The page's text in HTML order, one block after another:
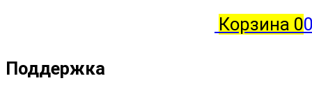
Корзина 0
Поддержка